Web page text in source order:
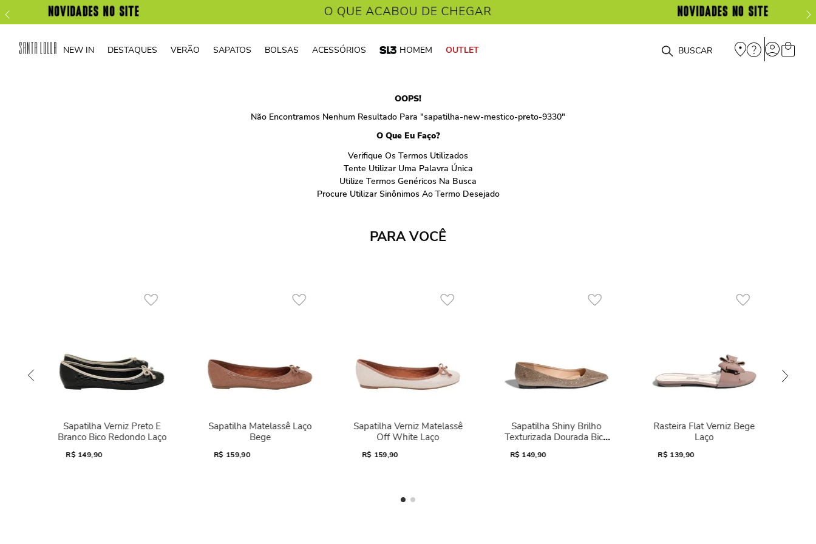
NEW IN DESTAQUES VERÃO SAPATOS BOLSAS ACESSÓRIOS HOMEM OUTLET O que você está procurando?
OOPS!
Não Encontramos Nenhum Resultado Para "sapatilha-new-mestico-preto-9330"
O Que Eu Faço?
Verifique Os Termos Utilizados
Tente Utilizar Uma Palavra Única
Utilize Termos Genéricos Na Busca
Procure Utilizar Sinônimos Ao Termo Desejado
PARA VOCÊ
Sapatilha Verniz Preto E
Branco Bico Redondo Laço
R$ 149,90
Sapatilha Matelassê Laço
Bege
R$ 159,90
Sapatilha Verniz Matelassê
Off White Laço
R$ 159,90
Sapatilha Shiny Brilho
Texturizada Dourada Bico
R$ 149,90
Rasteira Flat Verniz Bege
Laço
R$ 139,90